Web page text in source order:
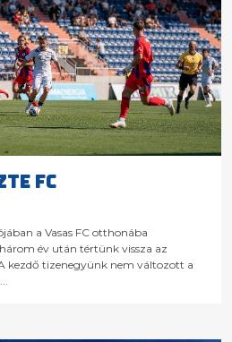
FC
a Vasas FC otthonába
év után tértünk vissza az
kezdő tizenegyünk nem változott a